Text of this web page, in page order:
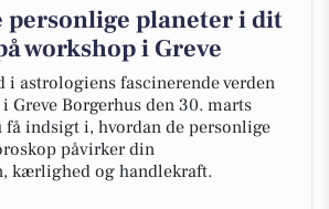
personlige planeter i dit
workshop i Greve
i astrologiens fascinerende verden
Greve Borgerhus den 30. marts
få indsigt i, hvordan de personlige
påvirker din
kærlighed og handlekraft.